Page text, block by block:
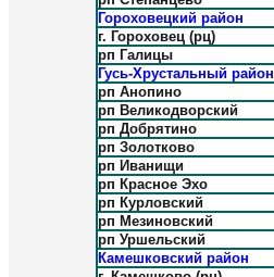
Гороховецкий район
г. Гороховец (рц)
рп Галицы
Гусь-Хрустальный район
рп Анопино
рп Великодворский
рп Добрятино
рп Золотково
рп Иванищи
рп Красное Эхо
рп Курловский
рп Мезиновский
рп Уршельский
Камешковский район